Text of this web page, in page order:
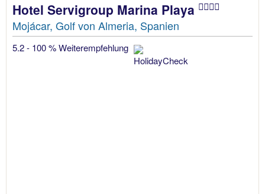
Hotel Servigroup Marina Playa
Mojácar, Golf von Almeria, Spanien
5.2 - 100 % Weiterempfehlung